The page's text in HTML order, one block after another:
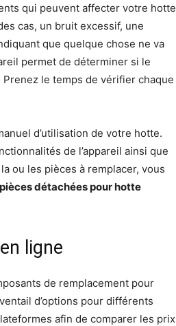
qui peuvent affecter votre hotte
cas, un bruit excessif, une
que quelque chose ne va
permet de déterminer si le
le temps de vérifier chaque
d’utilisation de votre hotte.
de l’appareil ainsi que
ou les pièces à remplacer, vous
pièces détachées pour hotte
ligne
de remplacement pour
d’options pour différents
afin de comparer les prix